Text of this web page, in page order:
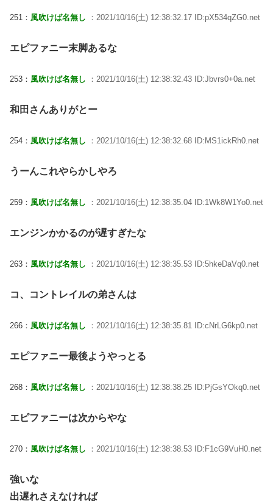
251： 風吹けば名無し ：2021/10/16(土) 12:38:32.17 ID:pX534qZG0.net
エピファニー末脚あるな
253： 風吹けば名無し ：2021/10/16(土) 12:38:32.43 ID:Jbvrs0+0a.net
和田さんありがとー
254： 風吹けば名無し ：2021/10/16(土) 12:38:32.68 ID:MS1ickRh0.net
うーんこれやらかしやろ
259： 風吹けば名無し ：2021/10/16(土) 12:38:35.04 ID:1Wk8W1Yo0.net
エンジンかかるのが遅すぎたな
263： 風吹けば名無し ：2021/10/16(土) 12:38:35.53 ID:5hkeDaVq0.net
コ、コントレイルの弟さんは
266： 風吹けば名無し ：2021/10/16(土) 12:38:35.81 ID:cNrLG6kp0.net
エピファニー最後ようやっとる
268： 風吹けば名無し ：2021/10/16(土) 12:38:38.25 ID:PjGsYOkq0.net
エピファニーは次からやな
270： 風吹けば名無し ：2021/10/16(土) 12:38:38.53 ID:F1cG9VuH0.net
強いな
出遅れさえなければ